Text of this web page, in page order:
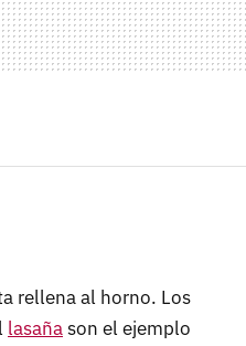
rellena al horno. Los
lasañason el ejemplo